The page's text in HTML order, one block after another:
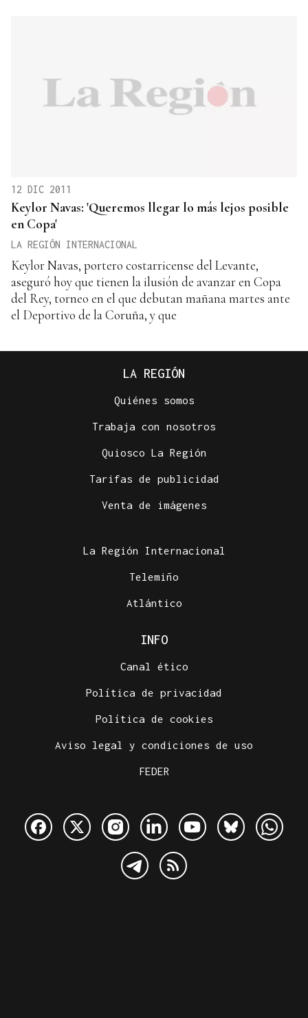
12 DIC 2011
Keylor Navas: 'Queremos llegar lo más lejos posible
en Copa'
LA REGIÓN INTERNACIONAL
Keylor Navas, portero costarricense del Levante,
aseguró hoy que tienen la ilusión de avanzar en Copa
del Rey, torneo en el que debutan mañana martes ante
el Deportivo de la Coruña, y que
LA REGIÓN
Quiénes somos
Trabaja con nosotros
Quiosco La Región
Tarifas de publicidad
Venta de imágenes
La Región Internacional
Telemiño
Atlántico
INFO
Canal ético
Política de privacidad
Política de cookies
Aviso legal y condiciones de uso
FEDER